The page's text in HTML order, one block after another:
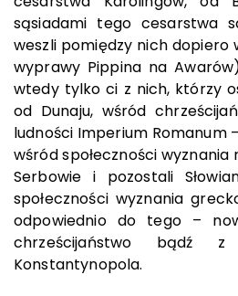
sąsiadami tego cesarstwa
weszli pomiędzy nich dopiero
wyprawy Pippina na
wtedy tylko ci z nich, którzy
od Dunaju, wśród
ludności Imperium Romanum
wśród społeczności
Serbowie i pozostali
społeczności wyznania
odpowiednio do tego –
chrześcijaństwo bądź
Konstantynopola.